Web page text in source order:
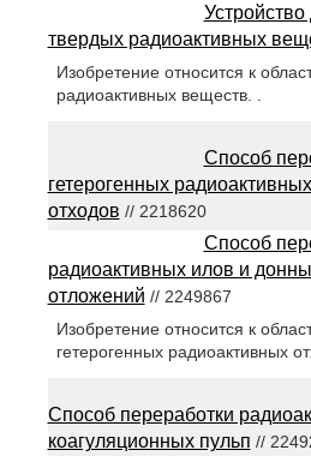
твердых радиоактивных
Изобретение относится к
радиоактивных веществ. .
Способ
гетерогенных радиоактивных
отходов // 2218620
Способ
радиоактивных илов и
отложений // 2249867
Изобретение относится к
гетерогенных радиоактивных
Способ переработки
коагуляционных пульп //